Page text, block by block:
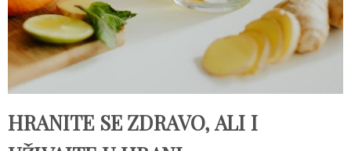
HRANITE SE ZDRAVO, ALI I